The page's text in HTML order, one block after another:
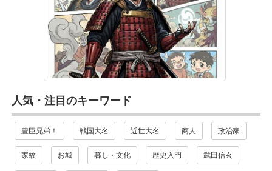
人気・注目のキーワード
豊臣兄弟！ 戦国大名 近世大名 商人 政治家
家紋 お城 暮し・文化 歴史入門 武田信玄